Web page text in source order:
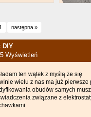
następna »
DIY
Wyświetleń
ten wątek z myślą że się
wielu z nas ma już pierwsze
obudów samych
związane z